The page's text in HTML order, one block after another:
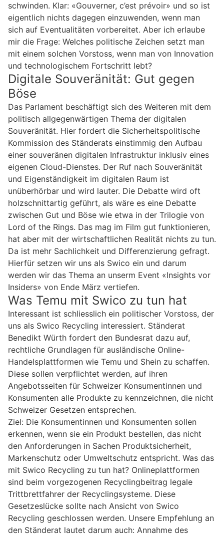
schwinden. Klar: «Gouverner, c’est prévoir» und so ist
eigentlich nichts dagegen einzuwenden, wenn man
sich auf Eventualitäten vorbereitet. Aber ich erlaube
mir die Frage: Welches politische Zeichen setzt man
mit einem solchen Vorstoss, wenn man von Innovation
und technologischem Fortschritt lebt?
Digitale Souveränität: Gut gegen
Böse
Das Parlament beschäftigt sich des Weiteren mit dem
politisch allgegenwärtigen Thema der digitalen
Souveränität. Hier fordert die Sicherheitspolitische
Kommission des Ständerats einstimmig den Aufbau
einer souveränen digitalen Infrastruktur inklusiv eines
eigenen Cloud-Dienstes. Der Ruf nach Souveränität
und Eigenständigkeit im digitalen Raum ist
unüberhörbar und wird lauter. Die Debatte wird oft
holzschnittartig geführt, als wäre es eine Debatte
zwischen Gut und Böse wie etwa in der Trilogie von
Lord of the Rings. Das mag im Film gut funktionieren,
hat aber mit der wirtschaftlichen Realität nichts zu tun.
Da ist mehr Sachlichkeit und Differenzierung gefragt.
Hierfür setzen wir uns als Swico ein und darum
werden wir das Thema an unserm Event «Insights vor
Insiders» von Ende März vertiefen.
Was Temu mit Swico zu tun hat
Interessant ist schliesslich ein politischer Vorstoss, der
uns als Swico Recycling interessiert. Ständerat
Benedikt Würth fordert den Bundesrat dazu auf,
rechtliche Grundlagen für ausländische Online-
Handelsplattformen wie Temu und Shein zu schaffen.
Diese sollen verpflichtet werden, auf ihren
Angebotsseiten für Schweizer Konsumentinnen und
Konsumenten alle Produkte zu kennzeichnen, die nicht
Schweizer Gesetzen entsprechen.
Ziel: Die Konsumentinnen und Konsumenten sollen
erkennen, wenn sie ein Produkt bestellen, das nicht
den Anforderungen in Sachen Produktsicherheit,
Markenschutz oder Umweltschutz entspricht. Was das
mit Swico Recycling zu tun hat? Onlineplattformen
sind beim vorgezogenen Recyclingbeitrag legale
Trittbrettfahrer der Recyclingsysteme. Diese
Gesetzeslücke sollte nach Ansicht von Swico
Recycling geschlossen werden. Unsere Empfehlung an
den Ständerat lautet darum auch: Annahme des